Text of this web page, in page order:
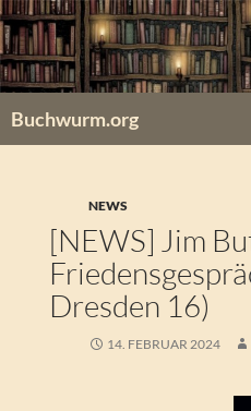
Zum
Inhalt
springen
Buchwurm.org
NEWS
[NEWS] Jim
Dresden 16)
14. FEBRUAR 2024